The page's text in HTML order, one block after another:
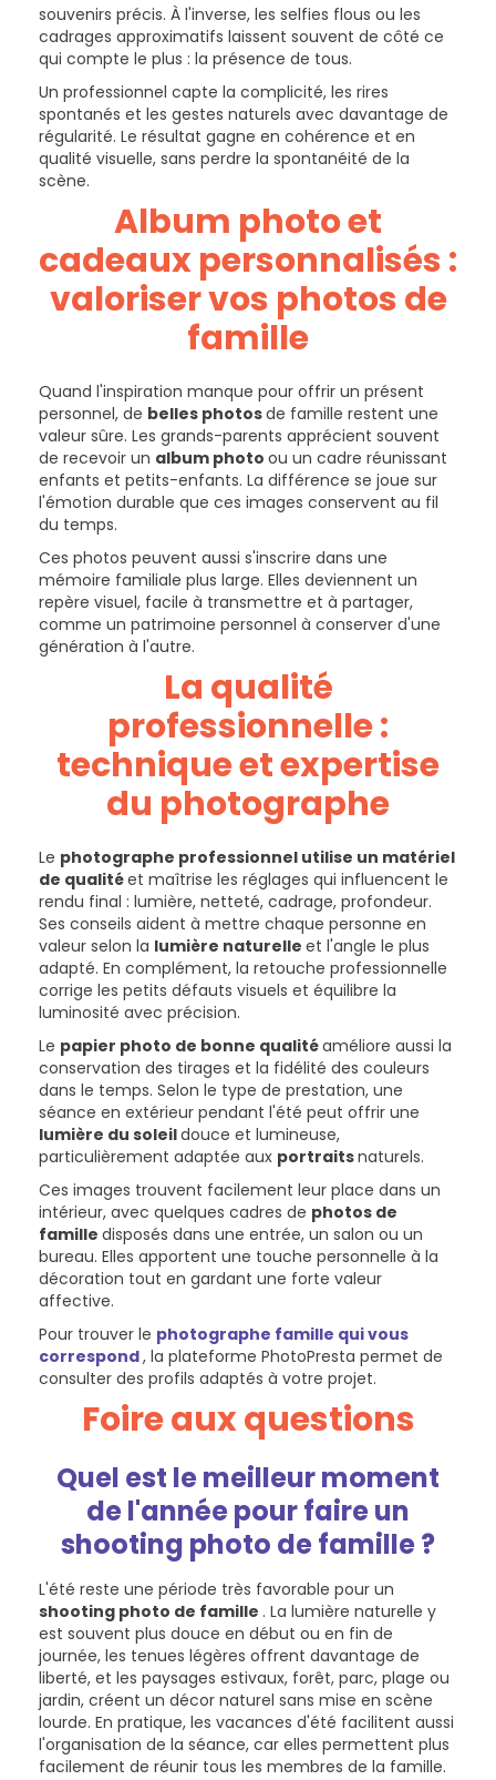
souvenirs précis. À l'inverse, les selfies flous ou les
cadrages approximatifs laissent souvent de côté ce
qui compte le plus : la présence de tous.
Un professionnel capte la complicité, les rires
spontanés et les gestes naturels avec davantage de
régularité. Le résultat gagne en cohérence et en
qualité visuelle, sans perdre la spontanéité de la
scène.
Album photo et
cadeaux personnalisés :
valoriser vos photos de
famille
Quand l'inspiration manque pour offrir un présent
personnel, de belles photosde famille restent une
valeur sûre. Les grands-parents apprécient souvent
de recevoir un album photo ou un cadre réunissant
enfants et petits-enfants. La différence se joue sur
l'émotion durable que ces images conservent au fil
du temps.
Ces photos peuvent aussi s'inscrire dans une
mémoire familiale plus large. Elles deviennent un
repère visuel, facile à transmettre et à partager,
comme un patrimoine personnel à conserver d'une
génération à l'autre.
La qualité
professionnelle :
technique et expertise
du photographe
Le photographe professionnel utilise un matériel
de qualitéet maîtrise les réglages qui influencent le
rendu final : lumière, netteté, cadrage, profondeur.
Ses conseils aident à mettre chaque personne en
valeur selon la lumière naturelle et l'angle le plus
adapté. En complément, la retouche professionnelle
corrige les petits défauts visuels et équilibre la
luminosité avec précision.
Le papier photo de bonne qualitéaméliore aussi la
conservation des tirages et la fidélité des couleurs
dans le temps. Selon le type de prestation, une
séance en extérieur pendant l'été peut offrir une
lumière du soleildouce et lumineuse,
particulièrement adaptée aux portraitsnaturels.
Ces images trouvent facilement leur place dans un
intérieur, avec quelques cadres de photos de
famille disposés dans une entrée, un salon ou un
bureau. Elles apportent une touche personnelle à la
décoration tout en gardant une forte valeur
affective.
Pour trouver le photographe famille qui vous
correspond, la plateforme PhotoPresta permet de
consulter des profils adaptés à votre projet.
Foire aux questions
Quel est le meilleur moment
de l'année pour faire un
shooting photo de famille ?
L'été reste une période très favorable pour un
shooting photo de famille . La lumière naturelle y
est souvent plus douce en début ou en fin de
journée, les tenues légères offrent davantage de
liberté, et les paysages estivaux, forêt, parc, plage ou
jardin, créent un décor naturel sans mise en scène
lourde. En pratique, les vacances d'été facilitent aussi
l'organisation de la séance, car elles permettent plus
facilement de réunir tous les membres de la famille.